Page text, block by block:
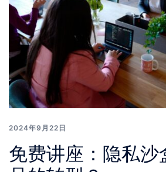
2024年9月22日
免费讲座：隐私沙